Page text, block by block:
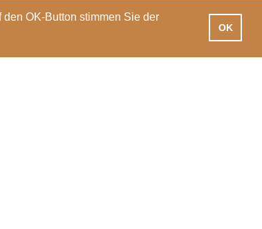
OK-Button stimmen Sie der
OK